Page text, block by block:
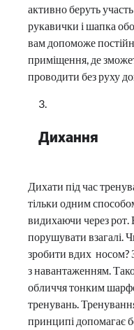
активно беруть
рукавички і шапка
вам допоможе
приміщення, де
проводити без руху
Дихання
Дихати під час
тільки одним
видихаючи через
порушувати взагалі.
зробити вдих носом?
з навантаженням.
обличчя тонким
тренувань.
принципі допомагає